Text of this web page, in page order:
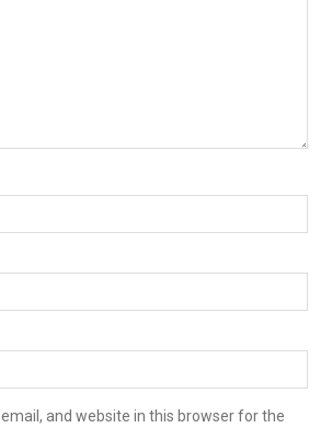
and website in this browser for the